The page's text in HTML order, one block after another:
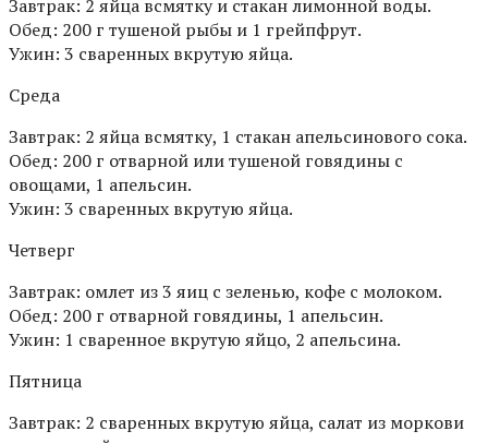
Завтрак: 2 яйца всмятку и стакан лимонной воды.
Обед: 200 г тушеной рыбы и 1 грейпфрут.
Ужин: 3 сваренных вкрутую яйца.
Среда
Завтрак: 2 яйца всмятку, 1 стакан апельсинового сока.
Обед: 200 г отварной или тушеной говядины с
овощами, 1 апельсин.
Ужин: 3 сваренных вкрутую яйца.
Четверг
Завтрак: омлет из 3 яиц с зеленью, кофе с молоком.
Обед: 200 г отварной говядины, 1 апельсин.
Ужин: 1 сваренное вкрутую яйцо, 2 апельсина.
Пятница
Завтрак: 2 сваренных вкрутую яйца, салат из моркови